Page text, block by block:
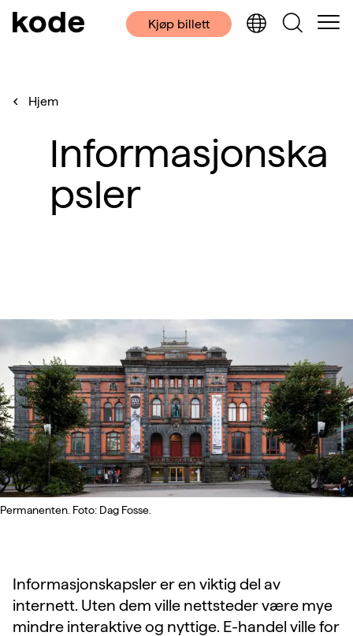
Kjøp billett
Hjem
Informasjonska
psler
Permanenten. Foto: Dag Fosse.
Informasjonskapsler er en viktig del av
internett. Uten dem ville nettsteder være mye
mindre interaktive og nyttige. E-handel ville for